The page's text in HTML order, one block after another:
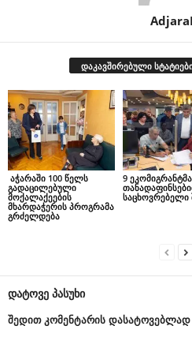
დაკავშირებული
აჭარაში 100 წელს
გადაცილებული
მოქალაქეების
მხარდაჭერის პროგრამა
გრძელდება
9
საცხოვრებელი
დატოვე პასუხი
შედით კომენტარის დასატოვებლად